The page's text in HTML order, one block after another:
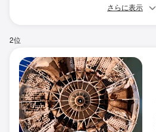
さらに表示
2位